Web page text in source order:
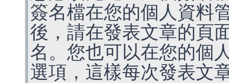
簽名檔在您的個人資料
後，請在發表文章的頁
名。您也可以在您的個
選項，這樣每次發表文